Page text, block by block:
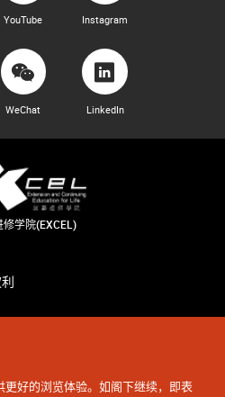
好的浏览体验。如阁下继续，即表
YouTube Instagram
WeChat LinkedIn
修学院(EXCEL)